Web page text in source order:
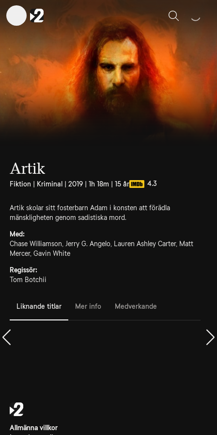
Sök
Artik
Fiktion | Kriminal | 2019 | 1h 18m | 15 år 4.3
Artik skolar sitt fosterbarn Adam i konsten att förädla
mänskligheten genom sadistiska mord.
Med:
Chase Williamson, Jerry G. Angelo, Lauren Ashley Carter, Matt
Mercer, Gavin White
Regissör:
Tom Botchii
Liknande titlar Mer info Medverkande
Allmänna villkor